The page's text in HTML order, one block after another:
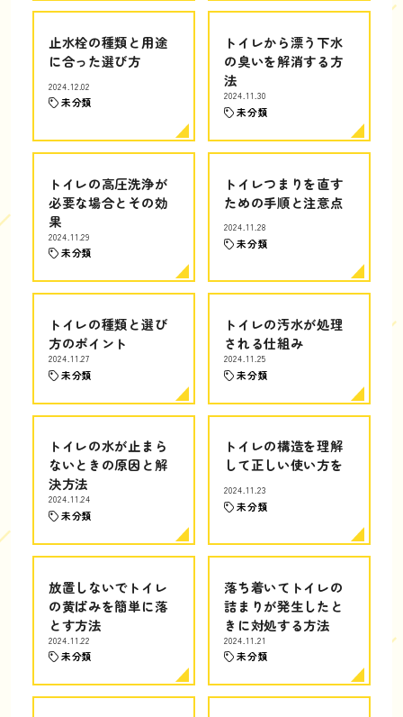
止水栓の種類と用途
に合った選び方
2024.12.02
未分類
トイレから漂う下水
の臭いを解消する方
法
2024.11.30
未分類
トイレの高圧洗浄が
必要な場合とその効
果
2024.11.29
未分類
トイレつまりを直す
ための手順と注意点
2024.11.28
未分類
トイレの種類と選び
方のポイント
2024.11.27
未分類
トイレの汚水が処理
される仕組み
2024.11.25
未分類
トイレの水が止まら
ないときの原因と解
決方法
2024.11.24
未分類
トイレの構造を理解
して正しい使い方を
2024.11.23
未分類
放置しないでトイレ
の黄ばみを簡単に落
とす方法
2024.11.22
未分類
落ち着いてトイレの
詰まりが発生したと
きに対処する方法
2024.11.21
未分類